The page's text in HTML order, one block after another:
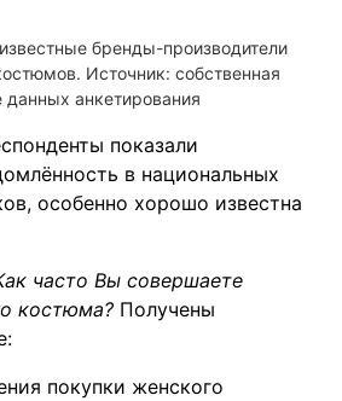
бренды-производители
Источник: собственная
данных анкетирования
показали
в национальных
особенно хорошо известна
часто Вы совершаете
костюма? Получены